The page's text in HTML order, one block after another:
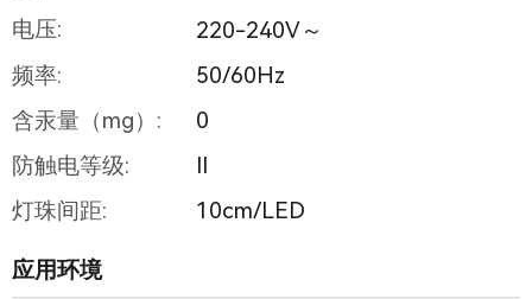
电压:
220-240V～
频率:
50/60Hz
含汞量（mg）:
0
防触电等级:
II
灯珠间距:
10cm/LED
应用环境